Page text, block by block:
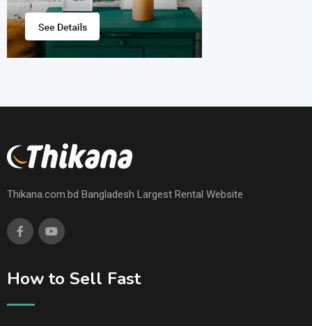
Thikana.com.bd Bangladesh Largest Rental Website
How to Sell Fast